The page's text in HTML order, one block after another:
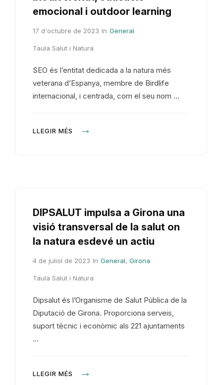
emocional i outdoor learning
17 d'octubre de 2023 In General
Taula Salut i Natura
SEO és l’entitat dedicada a la natura més
veterana d’Espanya, membre de Birdlife
internacional, i centrada, com el seu nom …
LLEGIR MÉS
DIPSALUT impulsa a Girona una
visió transversal de la salut on
la natura esdevé un actiu
4 de juliol de 2023 In General, Girona
Taula Salut i Natura
Dipsalut és l’Organisme de Salut Pública de la
Diputació de Girona. Proporciona serveis,
suport tècnic i econòmic als 221 ajuntaments
…
LLEGIR MÉS